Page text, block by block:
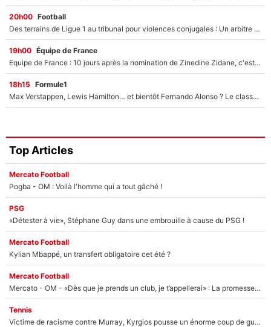
20h00 Football
Des terrains de Ligue 1 au tribunal pour violences conjugales : Un arbitre français encourt une peine de 18 mois de prison !
19h00 Équipe de France
Equipe de France : 10 jours après la nomination de Zinedine Zidane, c'est au tour de son fils de prendre un nouveau départ !
18h15 Formule1
Max Verstappen, Lewis Hamilton… et bientôt Fernando Alonso ? Le classement des pilotes les mieux payés en Formule 1 risque de changer !
Top Articles
Mercato Football
Pogba - OM : Voilà l'homme qui a tout gâché !
PSG
«Détester à vie», Stéphane Guy dans une embrouille à cause du PSG !
Mercato Football
Kylian Mbappé, un transfert obligatoire cet été ?
Mercato Football
Mercato - OM - «Dès que je prends un club, je t’appellerai» : La promesse de Marcelino au moment de claquer la porte
Tennis
Victime de racisme contre Murray, Kyrgios pousse un énorme coup de gueule !